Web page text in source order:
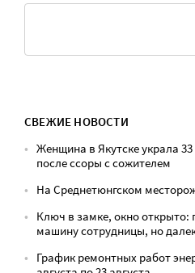
СВЕЖИЕ НОВОСТИ
Женщина в Якутске украла
после ссоры с сожителем
На Среднетюнгском
Ключ в замке, окно открыто:
машину сотрудницы, но
График ремонтных работ